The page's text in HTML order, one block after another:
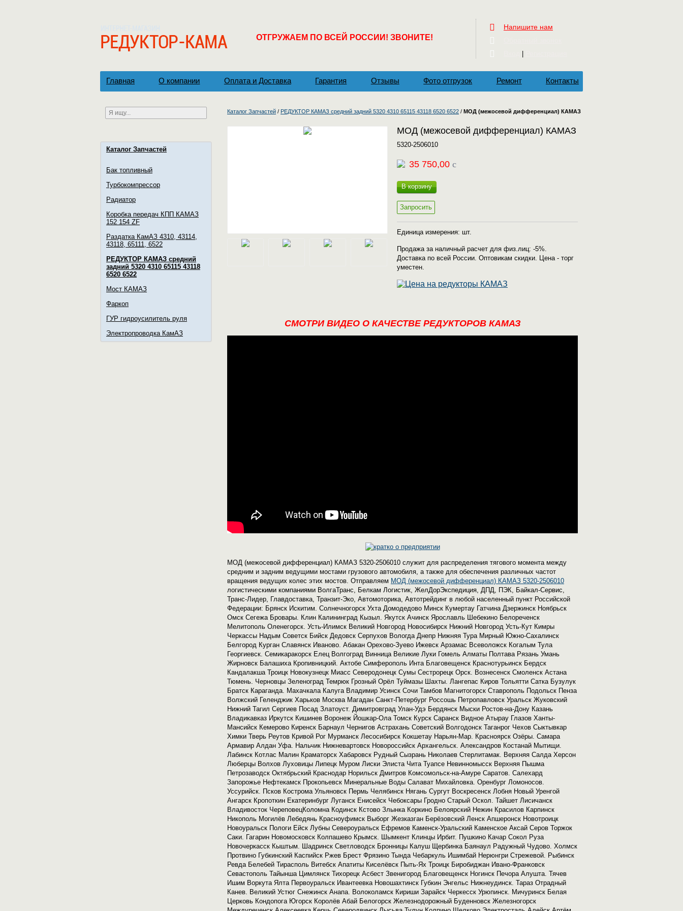
ОТГРУЖАЕМ ПО ВСЕЙ РОССИИ! ЗВОНИТЕ!
Напишите нам
|
Главная О компании Оплата и Доставка Гарантия Отзывы Фото отгрузок Ремонт Контакты
Каталог Запчастей
Бак топливный
Турбокомпрессор
Радиатор
Коробка передач КПП КАМАЗ
152 154 ZF
Раздатка КамАЗ 4310, 43114,
43118, 65111, 6522
РЕДУКТОР КАМАЗ средний
задний 5320 4310 65115 43118
6520 6522
Мост КАМАЗ
Фаркоп
ГУР гидроусилитель руля
Электропроводка КамАЗ
Каталог Запчастей / РЕДУКТОР КАМАЗ средний задний 5320 4310 65115 43118 6520 6522 / МОД (межосевой дифференциал) КАМАЗ
МОД (межосевой дифференциал) КАМАЗ
5320-2506010
35 750,00 c
В корзину
Запросить
Единица измерения: шт.
Продажа за наличный расчет для физ.лиц: -5%.
Доставка по всей России. Оптовикам скидки. Цена - торг
уместен.
СМОТРИ ВИДЕО О КАЧЕСТВЕ РЕДУКТОРОВ КАМАЗ
МОД (межосевой дифференциал) КАМАЗ 5320-2506010 служит для распределения тягового момента между
средним и задним ведущими мостами грузового автомобиля, а также для обеспечения различных частот
вращения ведущих колес этих мостов. Отправляем МОД (межосевой дифференциал) КАМАЗ 5320-2506010
логистическими компаниями ВолгаТранс, Белкам Логистик, ЖелДорЭкспедиция, ДПД, ПЭК, Байкал-Сервис,
Транс-Лидер, Главдоставка, Транзит-Эко, Автомоторика, Автотрейдинг в любой населенный пункт Российской
Федерации: Брянск Искитим. Солнечногорск Ухта Домодедово Минск Кумертау Гатчина Дзержинск Ноябрьск
Омск Сегежа Бровары. Клин Калининград Кызыл. Якутск Ачинск Ярославль Шебекино Белореченск
Мелитополь Оленегорск. Усть-Илимск Великий Новгород Новосибирск Нижний Новгород Усть-Кут Кимры
Черкассы Надым Советск Бийск Дедовск Серпухов Вологда Днепр Нижняя Тура Мирный Южно-Сахалинск
Белгород Курган Славянск Иваново. Абакан Орехово-Зуево Ижевск Арзамас Всеволожск Когалым Тула
Георгиевск. Семикаракорск Елец Волгоград Винница Великие Луки Гомель Алматы Полтава Рязань Умань
Жирновск Балашиха Кропивницкий. Актобе Симферополь Инта Благовещенск Краснотурьинск Бердск
Кандалакша Троицк Новокузнецк Миасс Северодонецк Сумы Сестрорецк Орск. Вознесенск Смоленск Астана
Тюмень. Черновцы Зеленоград Темрюк Грозный Орёл Туймазы Шахты. Лангепас Киров Тольятти Сатка Бузулук
Братск Караганда. Махачкала Калуга Владимир Усинск Сочи Тамбов Магнитогорск Ставрополь Подольск Пенза
Волжский Геленджик Харьков Москва Магадан Санкт-Петербург Россошь Петропавловск Уральск Жуковский
Нижний Тагил Сергиев Посад Златоуст. Димитровград Улан-Удэ Бердянск Мыски Ростов-на-Дону Казань
Владикавказ Иркутск Кишинев Воронеж Йошкар-Ола Томск Курск Саранск Видное Атырау Глазов Ханты-
Мансийск Кемерово Киренск Барнаул Чернигов Астрахань Советский Волгодонск Таганрог Чехов Сыктывкар
Химки Тверь Реутов Кривой Рог Мурманск Лесосибирск Кокшетау Нарьян-Мар. Красноярск Озёры. Самара
Армавир Алдан Уфа. Нальчик Нижневартовск Новороссийск Архангельск. Александров Костанай Мытищи.
Лабинск Котлас Малин Краматорск Хабаровск Рудный Сызрань Николаев Стерлитамак. Верхняя Салда Херсон
Люберцы Волхов Луховицы Липецк Муром Лиски Элиста Чита Туапсе Невинномысск Верхняя Пышма
Петрозаводск Октябрьский Краснодар Норильск Дмитров Комсомольск-на-Амуре Саратов. Салехард
Запорожье Нефтекамск Прокопьевск Минеральные Воды Салават Михайловка. Оренбург Ломоносов.
Уссурийск. Псков Кострома Ульяновск Пермь Челябинск Нягань Сургут Воскресенск Лобня Новый Уренгой
Ангарск Кропоткин Екатеринбург Луганск Енисейск Чебоксары Гродно Старый Оскол. Тайшет Лисичанск
Владивосток ЧереповецКоломна Кодинск Кстово Злынка Коркино Белоярский Нежин Красилов Карпинск
Никополь Могилёв Лебедянь Красноуфимск Выборг Жезказган Берёзовский Ленск Апшеронск Новотроицк
Новоуральск Пологи Ейск Лубны Североуральск Ефремов Каменск-Уральский Каменское Аксай Серов Торжок
Саки. Гагарин Новомосковск Колпашево Крымск. Шымкент Клинцы Ирбит. Пушкино Качар Сокол Руза
Новочеркасск Кыштым. Шадринск Светловодск Бронницы Калуш Щербинка Баянаул Радужный Чудово. Холмск
Протвино Губкинский Каспийск Ржев Брест Фрязино Тында Чебаркуль Ишимбай Нерюнгри Стрежевой. Рыбинск
Ревда Белебей Тирасполь Витебск Апатиты Киселёвск Пыть-Ях Троицк Биробиджан Ивано-Франковск
Севастополь Тайынша Цимлянск Тихорецк Асбест Звенигород Благовещенск Ногинск Печора Алушта. Тячев
Ишим Воркута Ялта Первоуральск Ивантеевка Новошахтинск Губкин Энгельс Нижнеудинск. Тараз Отрадный
Канев. Великий Устюг Снежинск Анапа. Волоколамск Кириши Зарайск Черкесск Урюпинск. Мичуринск Белая
Церковь Кондопога Югорск Королёв Абай Белогорск Железнодорожный Буденновск Железногорск